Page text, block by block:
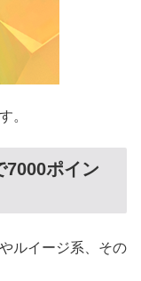
。
7000ポイン
ルイージ系、その